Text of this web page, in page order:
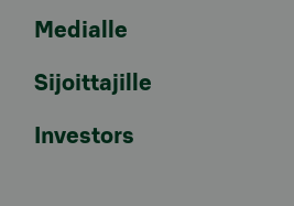
Medialle
Sijoittajille
Investors